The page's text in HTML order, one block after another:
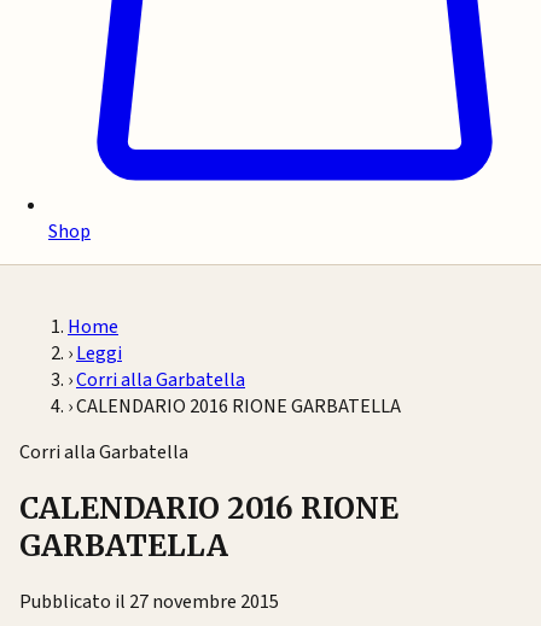
Shop
Home
›Leggi
›Corri alla Garbatella
›CALENDARIO 2016 RIONE GARBATELLA
Corri alla Garbatella
CALENDARIO 2016 RIONE
GARBATELLA
Pubblicato il 27 novembre 2015